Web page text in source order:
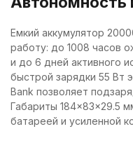
Емкий аккумулятор
работу: до 1008 часов
и до 6 дней активного
быстрой зарядки 55 Вт
Bank позволяет
Габариты 184×83×29.5
батареей и усиленной